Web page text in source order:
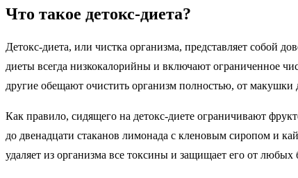
Что такое детокс-диета?
Детокс-диета, или чистка организма, представляет собой
диеты всегда низкокалорийны и включают ограниченное
другие обещают очистить организм полностью, от макушки
Как правило, сидящего на детокс-диете ограничивают
до двенадцати стаканов лимонада с кленовым сиропом и
удаляет из организма все токсины и защищает его от любых